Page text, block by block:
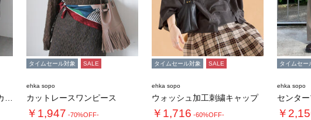
タイムセール対象 SALE
ehka sopo
カットレースワンピース
￥1,947 -70%OFF-
タイムセール対象 SALE
ehka sopo
ウォッシュ加工刺繍キャップ
￥1,716 -60%OFF-
タイムセー
ehka sopo
￥